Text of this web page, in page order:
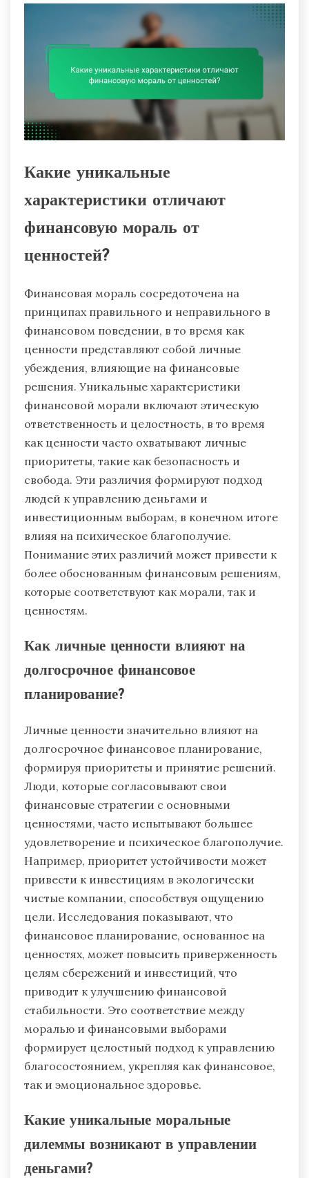
Какие уникальные
характеристики отличают
финансовую мораль от
ценностей?
Финансовая мораль сосредоточена на
принципах правильного и неправильного в
финансовом поведении, в то время как
ценности представляют собой личные
убеждения, влияющие на финансовые
решения. Уникальные характеристики
финансовой морали включают этическую
ответственность и целостность, в то время
как ценности часто охватывают личные
приоритеты, такие как безопасность и
свобода. Эти различия формируют подход
людей к управлению деньгами и
инвестиционным выборам, в конечном итоге
влияя на психическое благополучие.
Понимание этих различий может привести к
более обоснованным финансовым решениям,
которые соответствуют как морали, так и
ценностям.
Как личные ценности влияют на
долгосрочное финансовое
планирование?
Личные ценности значительно влияют на
долгосрочное финансовое планирование,
формируя приоритеты и принятие решений.
Люди, которые согласовывают свои
финансовые стратегии с основными
ценностями, часто испытывают большее
удовлетворение и психическое благополучие.
Например, приоритет устойчивости может
привести к инвестициям в экологически
чистые компании, способствуя ощущению
цели. Исследования показывают, что
финансовое планирование, основанное на
ценностях, может повысить приверженность
целям сбережений и инвестиций, что
приводит к улучшению финансовой
стабильности. Это соответствие между
моралью и финансовыми выборами
формирует целостный подход к управлению
благосостоянием, укрепляя как финансовое,
так и эмоциональное здоровье.
Какие уникальные моральные
дилеммы возникают в управлении
деньгами?